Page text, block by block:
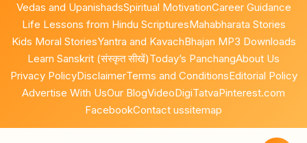
Vedas and UpanishadsSpiritual MotivationCareer Guidance
Life Lessons from Hindu ScripturesMahabharata Stories
Kids Moral StoriesYantra and KavachBhajan MP3 Downloads
Learn Sanskrit (संस्कृत सीखें)Today’s PanchangAbout Us
Privacy PolicyDisclaimerTerms and ConditionsEditorial Policy
Advertise With UsOur BlogVideoDigiTatvaPinterest.com
FacebookContact ussitemap